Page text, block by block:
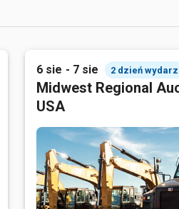
6 sie - 7 sie 2 dzień
Midwest Regional
USA